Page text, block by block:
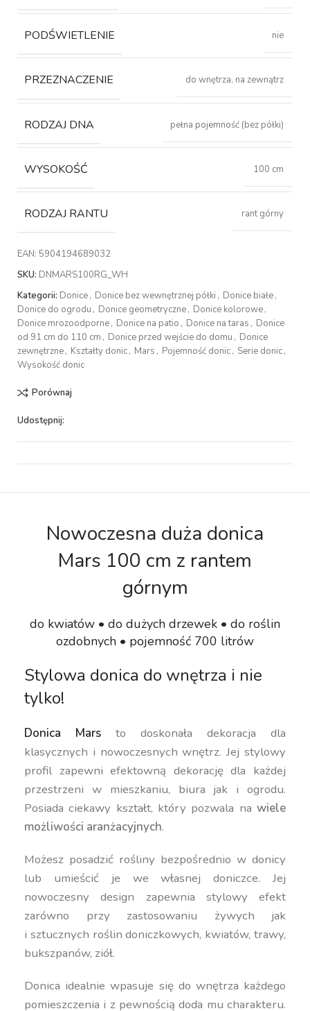
PODŚWIETLENIE nie
PRZEZNACZENIE do wnętrza, na zewnątrz
RODZAJ DNA pełna pojemność (bez półki)
WYSOKOŚĆ 100 cm
RODZAJ RANTU rant górny
EAN: 5904194689032
SKU: DNMARS100RG_WH
Kategorii: Donice, Donice bez wewnętrznej półki , Donice białe,
Donice do ogrodu , Donice geometryczne, Donice kolorowe,
Donice mrozoodporne, Donice na patio , Donice na taras , Donice
od 91 cm do 110 cm , Donice przed wejście do domu , Donice
zewnętrzne, Kształty donic, Mars , Pojemność donic, Serie donic,
Wysokość donic
Porównaj
Udostępnij:
Nowoczesna duża donica
Mars 100 cm z rantem
górnym
do kwiatów • do dużych drzewek • do roślin
ozdobnych • pojemność 700 litrów
Stylowa donica do wnętrza i nie
tylko!
Donica Marsto doskonała dekoracja dla
klasycznych i nowoczesnych wnętrz. Jej stylowy
profil zapewni efektowną dekorację dla każdej
przestrzeni w mieszkaniu, biura jak i ogrodu.
Posiada ciekawy kształt, który pozwala na wiele
możliwości aranżacyjnych.
Możesz posadzić rośliny bezpośrednio w donicy
lub umieścić je we własnej doniczce. Jej
nowoczesny design zapewnia stylowy efekt
zarówno przy zastosowaniu żywych jak
i sztucznych roślin doniczkowych, kwiatów, trawy,
bukszpanów, ziół.
Donica idealnie wpasuje się do wnętrza każdego
pomieszczenia i z pewnością doda mu charakteru.